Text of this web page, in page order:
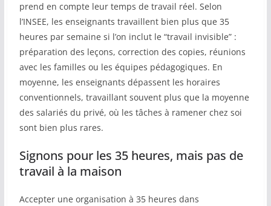
prend en compte leur temps de travail réel. Selon
l’INSEE, les enseignants travaillent bien plus que 35
heures par semaine si l’on inclut le “travail invisible” :
préparation des leçons, correction des copies, réunions
avec les familles ou les équipes pédagogiques. En
moyenne, les enseignants dépassent les horaires
conventionnels, travaillant souvent plus que la moyenne
des salariés du privé, où les tâches à ramener chez soi
sont bien plus rares.
Signons pour les 35 heures, mais pas de
travail à la maison
Accepter une organisation à 35 heures dans